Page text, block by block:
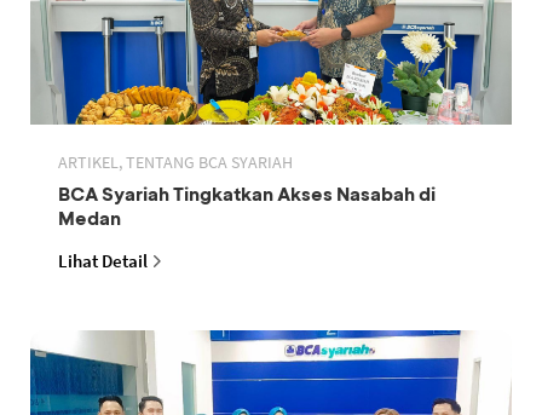
ARTIKEL, TENTANG BCA SYARIAH
BCA Syariah Tingkatkan Akses Nasabah di
Medan
Lihat Detail